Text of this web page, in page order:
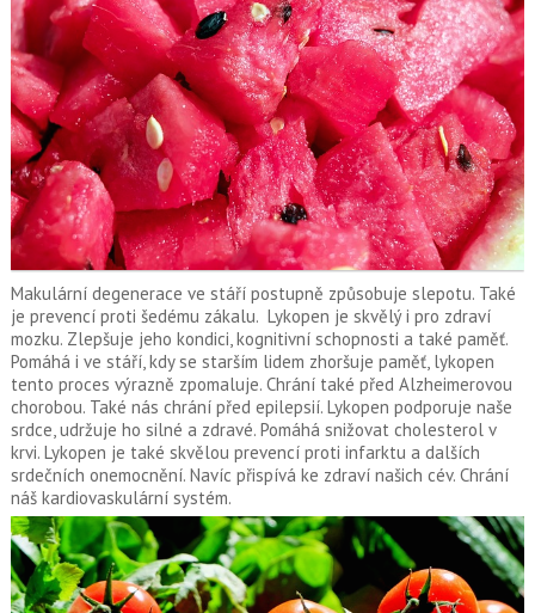
Makulární degenerace ve stáří postupně způsobuje slepotu. Také
je prevencí proti šedému zákalu. Lykopen je skvělý i pro zdraví
mozku. Zlepšuje jeho kondici, kognitivní schopnosti a také paměť.
Pomáhá i ve stáří, kdy se starším lidem zhoršuje paměť, lykopen
tento proces výrazně zpomaluje. Chrání také před Alzheimerovou
chorobou. Také nás chrání před epilepsií. Lykopen podporuje naše
srdce, udržuje ho silné a zdravé. Pomáhá snižovat cholesterol v
krvi. Lykopen je také skvělou prevencí proti infarktu a dalších
srdečních onemocnění. Navíc přispívá ke zdraví našich cév. Chrání
náš kardiovaskulární systém.